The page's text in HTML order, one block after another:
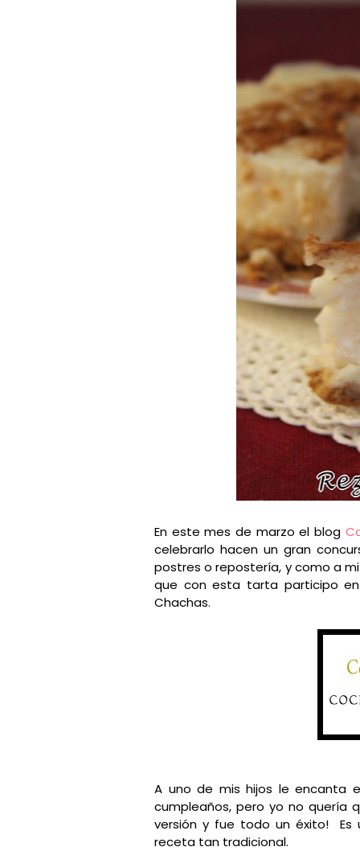
En este mes de marzo el blog
celebrarlo hacen un gran
postres o repostería, y como a
que con esta tarta participo
Chachas.
A uno de mis hijos le encanta
cumpleaños, pero yo no quería
versión y fue todo un éxito! Es
receta tan tradicional.